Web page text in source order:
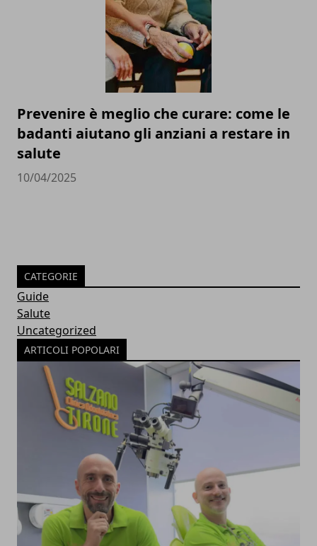
Prevenire è meglio che curare: come le
badanti aiutano gli anziani a restare in
salute
10/04/2025
CATEGORIE
Guide
Salute
Uncategorized
ARTICOLI POPOLARI